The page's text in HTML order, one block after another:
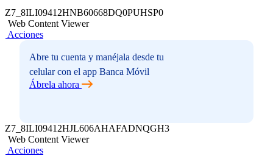
Z7_8ILI09412HNB60668DQ0PUHSP0
Web Content Viewer
Acciones
Abre tu cuenta y manéjala desde tu
celular con el app Banca Móvil
Ábrela ahora
Z7_8ILI09412HJL606AHAFADNQGH3
Web Content Viewer
Acciones